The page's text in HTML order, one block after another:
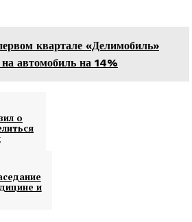
квартале «Делимобиль»
автомобиль на 14%
о
и